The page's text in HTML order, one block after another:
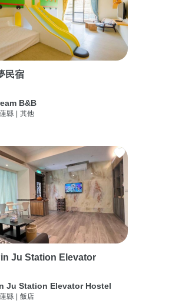
民宿
B&B
縣 | 其他
Ju Station Elevator
Ju Station Elevator Hostel
縣 飯店